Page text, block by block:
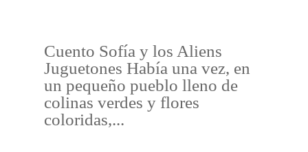
Cuento Sofía y los Aliens
Juguetones Había una vez, en
un pequeño pueblo lleno de
colinas verdes y flores
coloridas,...